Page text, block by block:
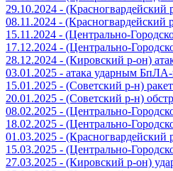
29.10.2024 -
08.11.2024 -
15.11.2024 - (Центрально-
17.12.2024 - (Центрально-
28.12.2024 - (Кировский р-он)
03.01.2025 - атака ударным
15.01.2025 - (Советский р-н)
20.01.2025 - (Советский р-н)
08.02.2025 - (Центрально-
18.02.2025 - (Центрально-
01.03.2025 -
15.03.2025 - (Центрально-
27.03.2025 - (Кировский р-он)